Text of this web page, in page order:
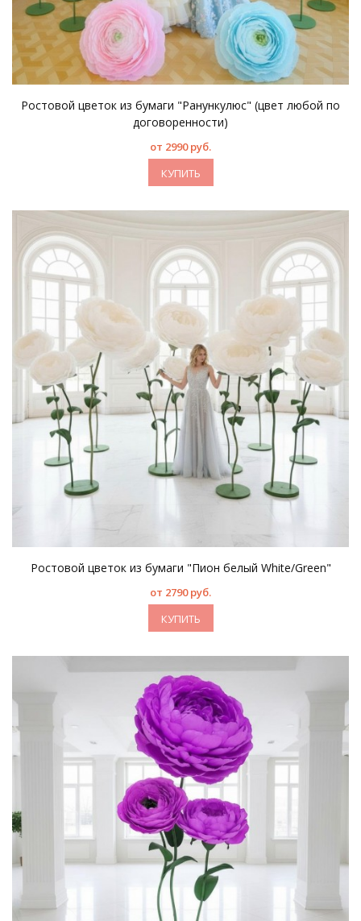
Ростовой цветок из бумаги "Ранункулюс" (цвет любой по
договоренности)
от 2990 руб.
КУПИТЬ
Ростовой цветок из бумаги "Пион белый White/Green"
от 2790 руб.
КУПИТЬ